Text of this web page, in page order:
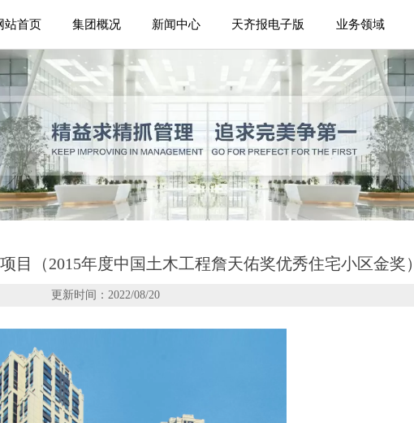
站首页 集团概况 新闻中心 天齐报电子版 业务领域
目（2015年度中国土木工程詹天佑奖优秀住宅小区金奖）
更新时间：2022/08/20